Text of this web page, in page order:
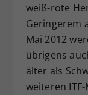
weiß-rote
Geringerem
Mai 2012
übrigens
älter als
weiteren